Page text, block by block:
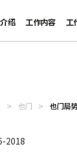
绍 工作内容 工
也门 也门局
2018